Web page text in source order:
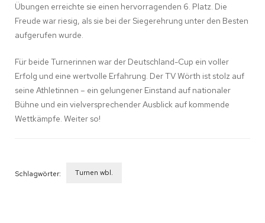
Übungen erreichte sie einen hervorragenden 6. Platz. Die
Freude war riesig, als sie bei der Siegerehrung unter den Besten
aufgerufen wurde.
Für beide Turnerinnen war der Deutschland-Cup ein voller
Erfolg und eine wertvolle Erfahrung. Der TV Wörth ist stolz auf
seine Athletinnen – ein gelungener Einstand auf nationaler
Bühne und ein vielversprechender Ausblick auf kommende
Wettkämpfe. Weiter so!
Schlagwörter: Turnen wbl.